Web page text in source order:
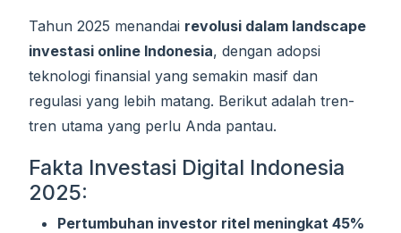
Tahun 2025 menandai revolusi dalam landscape
investasi online Indonesia, dengan adopsi
teknologi finansial yang semakin masif dan
regulasi yang lebih matang. Berikut adalah tren-
tren utama yang perlu Anda pantau.
Fakta Investasi Digital Indonesia
2025:
Pertumbuhan investor ritel meningkat 45%